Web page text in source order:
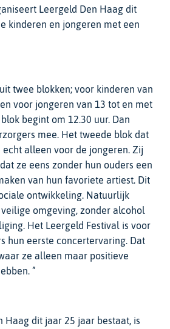
Leergeld Den Haag dit
kinderen en jongeren met een
twee blokken; voor kinderen van
voor jongeren van 13 tot en met
begint om 12.30 uur. Dan
mee. Het tweede blok dat
echt alleen voor de jongeren. Zij
ze eens zonder hun ouders een
van hun favoriete artiest. Dit
ontwikkeling. Natuurlijk
omgeving, zonder alcohol
Het Leergeld Festival is voor
hun eerste concertervaring. Dat
ze alleen maar positieve
”
Haag dit jaar 25 jaar bestaat, is